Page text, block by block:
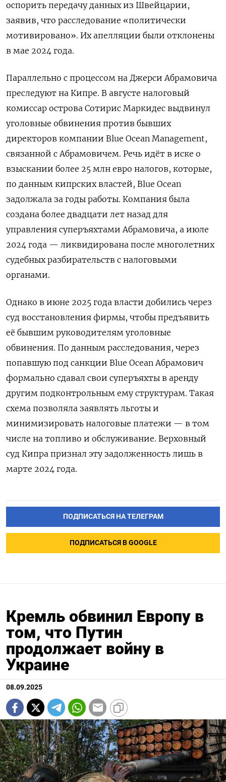
оспорить передачу данных из Швейцарии,
заявив, что расследование «политически
мотивировано». Их апелляции были отклонены
в мае 2024 года.
Параллельно с процессом на Джерси Абрамовича
преследуют на Кипре. В августе налоговый
комиссар острова Сотирис Маркидес выдвинул
уголовные обвинения против бывших
директоров компании Blue Ocean Management,
связанной с Абрамовичем. Речь идёт в иске о
взыскании более 25 млн евро налогов, которые,
по данным кипрских властей, Blue Ocean
задолжала за годы работы. Компания была
создана более двадцати лет назад для
управления суперъяхтами Абрамовича, а июле
2024 года — ликвидирована после многолетних
судебных разбирательств с налоговыми
органами.
Однако в июне 2025 года власти добились через
суд восстановления фирмы, чтобы предъявить
её бывшим руководителям уголовные
обвинения. По данным расследования, через
попавшую под санкции Blue Ocean Абрамович
формально сдавал свои суперъяхты в аренду
другим подконтрольным ему структурам. Такая
схема позволяла заявлять льготы и
минимизировать налоговые платежи — в том
числе на топливо и обслуживание. Верховный
суд Кипра признал эту задолженность лишь в
марте 2024 года.
ПОДПИСАТЬСЯ НА ТЕЛЕГРАМ
ПОДПИСАТЬСЯ В GOOGLE
Кремль обвинил Европу в
том, что Путин
продолжает войну в
Украине
08.09.2025